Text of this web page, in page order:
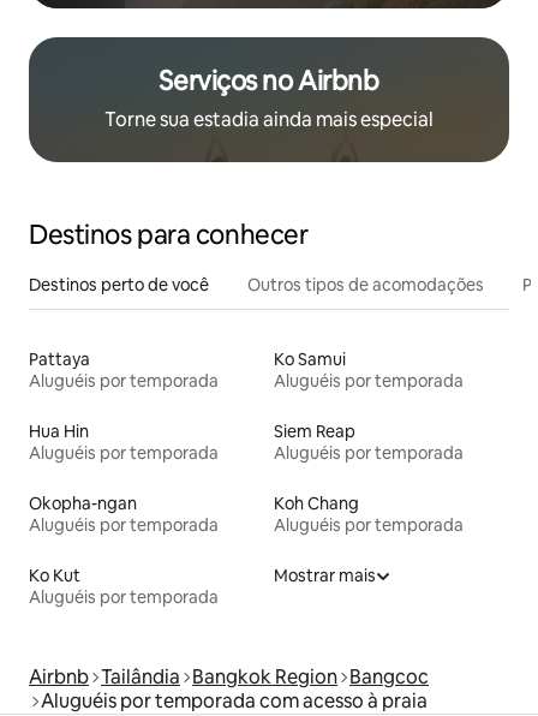
Serviços no Airbnb
Torne sua estadia ainda mais especial
Destinos para conhecer
Destinos perto de você Outros tipos de acomodações
Pattaya
Aluguéis por temporada
Ko Samui
Aluguéis por temporada
Hua Hin
Aluguéis por temporada
Siem Reap
Aluguéis por temporada
Okopha-ngan
Aluguéis por temporada
Koh Chang
Aluguéis por temporada
Ko Kut
Aluguéis por temporada
Mostrar mais
Airbnb Tailândia Bangkok Region Bangcoc
Aluguéis por temporada com acesso à praia